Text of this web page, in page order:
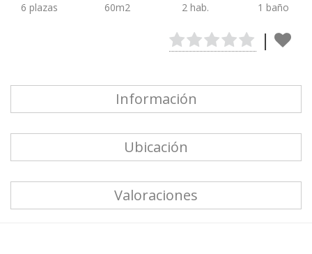
6 plazas 60m2 2 hab. 1 baño
|
Información
Ubicación
Valoraciones